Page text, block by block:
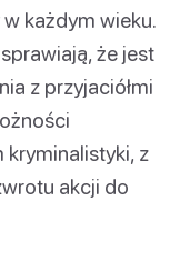
każdym wieku.
że jest
z przyjaciółmi
z
akcji do